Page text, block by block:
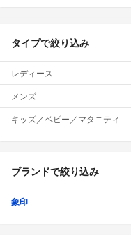
タイプで絞り込み
レディース
メンズ
キッズ／ベビー／マタニティ
ブランドで絞り込み
象印